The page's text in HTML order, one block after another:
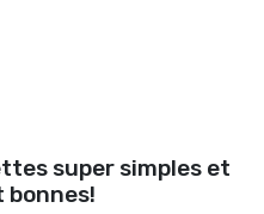
super simples et